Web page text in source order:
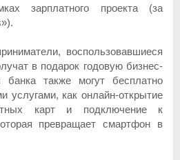
зарплатного проекта (за
воспользовавшиеся
в подарок годовую бизнес-
банка также могут бесплатно
услугами, как онлайн-открытие
карт и подключение к
превращает смартфон в